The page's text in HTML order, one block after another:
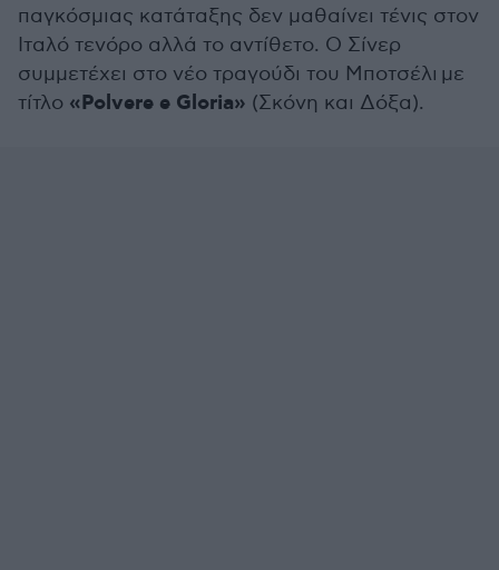
παγκόσμιας κατάταξης δεν μαθαίνει τένις στον
Ιταλό τενόρο αλλά το αντίθετο. Ο Σίνερ
συμμετέχει στο νέο τραγούδι του Μποτσέλι με
τίτλο «Polvere e Gloria» (Σκόνη και Δόξα).